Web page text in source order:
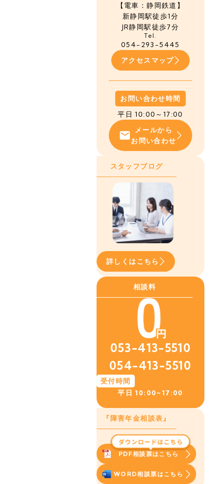
【電車：静岡鉄道】
新静岡駅徒歩1分
JR静岡駅徒歩7分
Tel.
054-293-5445
アクセスマップ
お問い合わせ時間
平日 10:00～17:00
メールから
お問い合わせ
スタッフブログ
詳しくはこちら
相談料
053-413-5510
054-413-5510
受付時間
平日 10:00~17:00
『障害年金相談表』
PDF相談票はこちら
WORD相談票はこちら